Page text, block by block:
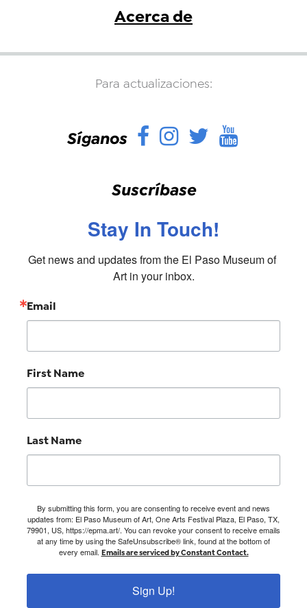
Acerca de
Para actualizaciones:
Síganos Facebook
Instagram
Twitter
Suscríbase
Stay In Touch!
Get news and updates from the El Paso Museum of
Art in your inbox.
Email
First Name
Last Name
By submitting this form, you are consenting to receive event and news
updates from: El Paso Museum of Art, One Arts Festival Plaza, El Paso, TX,
79901, US, https://epma.art/. You can revoke your consent to receive emails
at any time by using the SafeUnsubscribe® link, found at the bottom of
every email. Emails are serviced by Constant Contact.
Sign Up!